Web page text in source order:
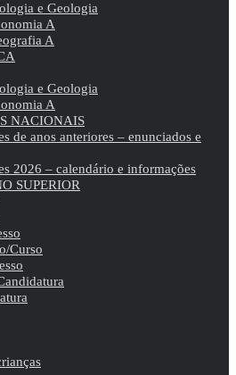
e Geologia
A
A
e Geologia
A
NACIONAIS
de anos anteriores – enunciados e
2026 – calendário e informações
SUPERIOR
Curso